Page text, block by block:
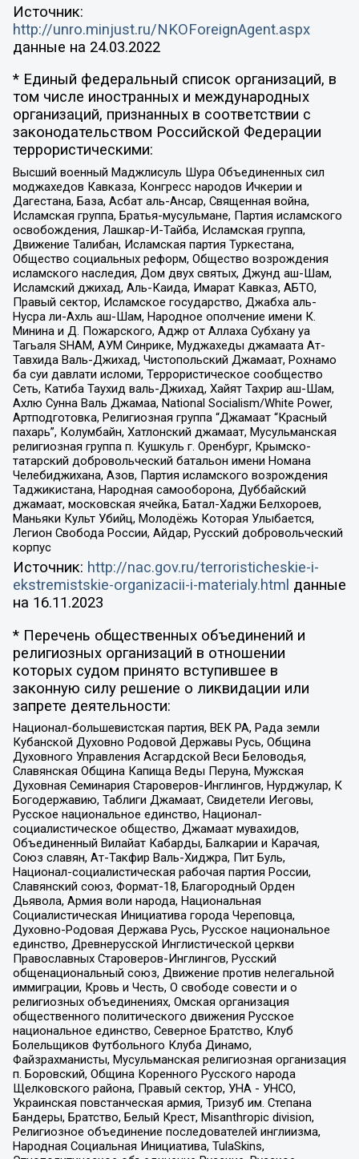
Источник:
http://unro.minjust.ru/NKOForeignAgent.aspx
данные на 24.03.2022
* Единый федеральный список организаций, в
том числе иностранных и международных
организаций, признанных в соответствии с
законодательством Российской Федерации
террористическими:
Высший военный Маджлисуль Шура Объединенных сил
моджахедов Кавказа, Конгресс народов Ичкерии и
Дагестана, База, Асбат аль-Ансар, Священная война,
Исламская группа, Братья-мусульмане, Партия исламского
освобождения, Лашкар-И-Тайба, Исламская группа,
Движение Талибан, Исламская партия Туркестана,
Общество социальных реформ, Общество возрождения
исламского наследия, Дом двух святых, Джунд аш-Шам,
Исламский джихад, Аль-Каида, Имарат Кавказ, АБТО,
Правый сектор, Исламское государство, Джабха аль-
Нусра ли-Ахль аш-Шам, Народное ополчение имени К.
Минина и Д. Пожарского, Аджр от Аллаха Субхану уа
Тагьаля SHAM, АУМ Синрике, Муджахеды джамаата Ат-
Тавхида Валь-Джихад, Чистопольский Джамаат, Рохнамо
ба суи давлати исломи, Террористическое сообщество
Сеть, Катиба Таухид валь-Джихад, Хайят Тахрир аш-Шам,
Ахлю Сунна Валь Джамаа, National Socialism/White Power,
Артподготовка, Религиозная группа “Джамаат “Красный
пахарь”, Колумбайн, Хатлонский джамаат, Мусульманская
религиозная группа п. Кушкуль г. Оренбург, Крымско-
татарский добровольческий батальон имени Номана
Челебиджихана, Азов, Партия исламского возрождения
Таджикистана, Народная самооборона, Дуббайский
джамаат, московская ячейка, Батал-Хаджи Белхороев,
Маньяки Культ Убийц, Молодёжь Которая Улыбается,
Легион Свобода России, Айдар, Русский добровольческий
корпус
Источник: http://nac.gov.ru/terroristicheskie-i-
ekstremistskie-organizacii-i-materialy.html данные
на 16.11.2023
* Перечень общественных объединений и
религиозных организаций в отношении
которых судом принято вступившее в
законную силу решение о ликвидации или
запрете деятельности:
Национал-большевистская партия, ВЕК РА, Рада земли
Кубанской Духовно Родовой Державы Русь, Община
Духовного Управления Асгардской Веси Беловодья,
Славянская Община Капища Веды Перуна, Мужская
Духовная Семинария Староверов-Инглингов, Нурджулар, К
Богодержавию, Таблиги Джамаат, Свидетели Иеговы,
Русское национальное единство, Национал-
социалистическое общество, Джамаат мувахидов,
Объединенный Вилайат Кабарды, Балкарии и Карачая,
Союз славян, Ат-Такфир Валь-Хиджра, Пит Буль,
Национал-социалистическая рабочая партия России,
Славянский союз, Формат-18, Благородный Орден
Дьявола, Армия воли народа, Национальная
Социалистическая Инициатива города Череповца,
Духовно-Родовая Держава Русь, Русское национальное
единство, Древнерусской Инглистической церкви
Православных Староверов-Инглингов, Русский
общенациональный союз, Движение против нелегальной
иммиграции, Кровь и Честь, О свободе совести и о
религиозных объединениях, Омская организация
общественного политического движения Русское
национальное единство, Северное Братство, Клуб
Болельщиков Футбольного Клуба Динамо,
Файзрахманисты, Мусульманская религиозная организация
п. Боровский, Община Коренного Русского народа
Щелковского района, Правый сектор, УНА - УНСО,
Украинская повстанческая армия, Тризуб им. Степана
Бандеры, Братство, Белый Крест, Misanthropic division,
Религиозное объединение последователей инглиизма,
Народная Социальная Инициатива, TulaSkins,